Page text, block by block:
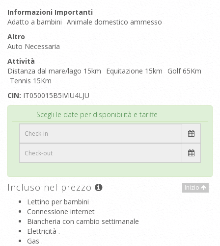
Informazioni Importanti
Adatto a bambini Animale domestico ammesso
Altro
Auto Necessaria
Attività
Distanza dal mare/lago 15km
Equitazione 15km Golf 65Km
Tennis 15Km
CIN: IT050015B5IVIU4LJU
Scegli le date per disponibilità e tariffe
Inizio
Incluso nel prezzo
Lettino per bambini
Connessione internet
Biancheria con cambio settimanale
Elettricità .
Gas .